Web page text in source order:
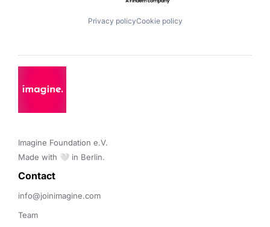
Privacy policyCookie policy
Imagine Foundation e.V.
Made with 🤍 in Berlin.
Contact
info@joinimagine.com
Team